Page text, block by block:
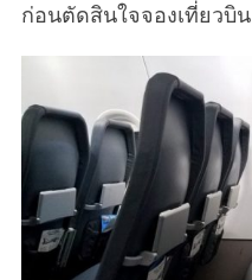
ก่อนตัดสินใจจองเที่ยวบิน